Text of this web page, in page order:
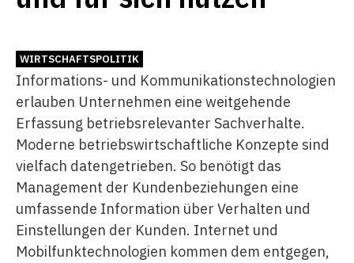
WIRTSCHAFTSPOLITIK
Informations- und Kommunikationstechnologien
erlauben Unternehmen eine weitgehende
Erfassung betriebsrelevanter Sachverhalte.
Moderne betriebswirtschaftliche Konzepte sind
vielfach datengetrieben. So benötigt das
Management der Kundenbeziehungen eine
umfassende Information über Verhalten und
Einstellungen der Kunden. Internet und
Mobilfunktechnologien kommen dem entgegen,